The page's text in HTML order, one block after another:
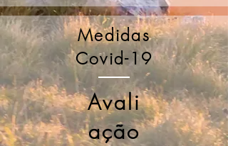
Medidas
Covid-19
Avali
ação